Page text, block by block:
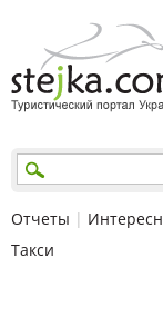
Отчеты |
Такси